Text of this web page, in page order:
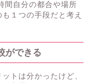
間自分の都合や場所
１つの手段だと考え
ができる
トは分かったけど、